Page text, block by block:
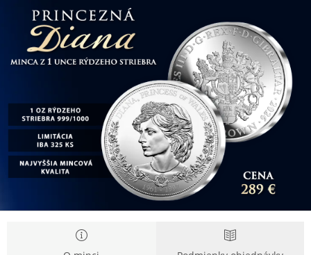
Pamätná
minca
Princezná
Diana
rýdzeho
striebra
Pamätná
minca
Princezná
Diana
rýdzeho
striebra